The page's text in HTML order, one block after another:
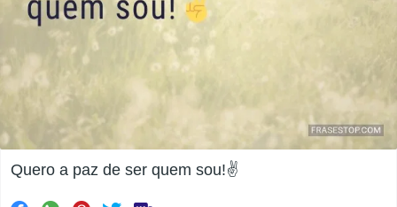
Quero a paz de ser quem sou!✌